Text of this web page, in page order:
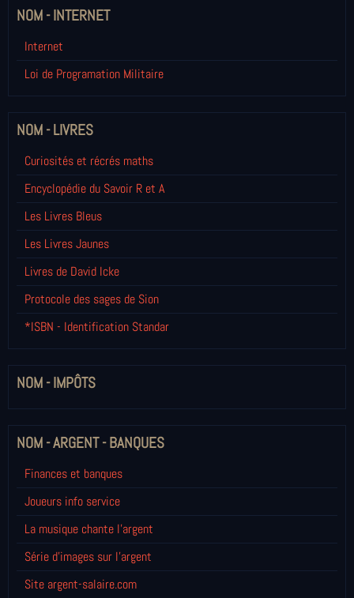
NOM - INTERNET
Internet
Loi de Programation Militaire
NOM - LIVRES
Curiosités et récrés maths
Encyclopédie du Savoir R et A
Les Livres Bleus
Les Livres Jaunes
Livres de David Icke
Protocole des sages de Sion
*ISBN - Identification Standar
NOM - IMPÔTS
NOM - ARGENT - BANQUES
Finances et banques
Joueurs info service
La musique chante l'argent
Série d'images sur l'argent
Site argent-salaire.com